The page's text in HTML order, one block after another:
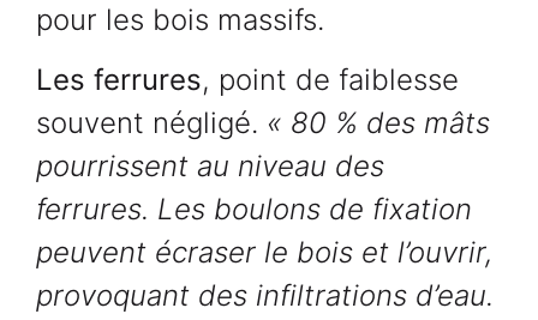
pour les bois massifs.
Les ferrures, point de faiblesse
souvent négligé. « 80 % des mâts
pourrissent au niveau des
ferrures. Les boulons de fixation
peuvent écraser le bois et l’ouvrir,
provoquant des infiltrations d’eau.